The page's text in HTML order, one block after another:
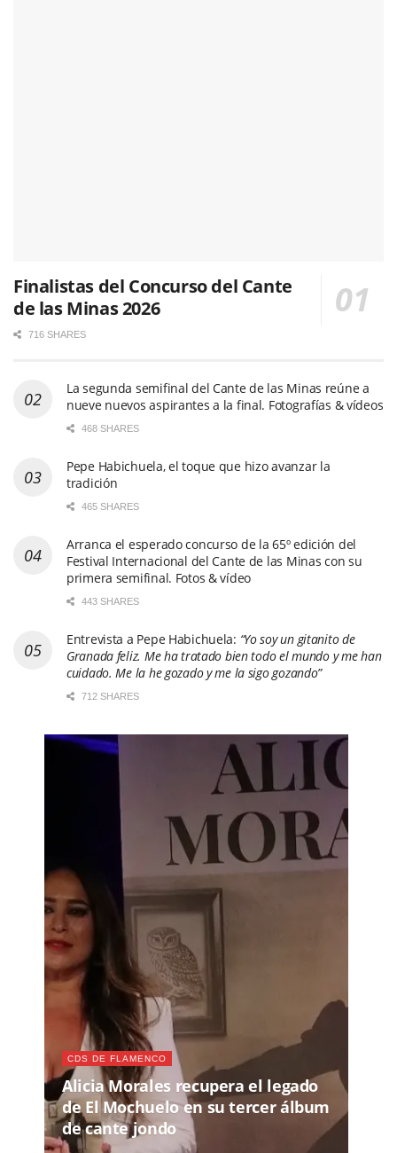
Finalistas del Concurso del Cante
de las Minas 2026
716 SHARES
La segunda semifinal del Cante de las Minas reúne a
nueve nuevos aspirantes a la final. Fotografías & vídeos
468 SHARES
Pepe Habichuela, el toque que hizo avanzar la
tradición
465 SHARES
Arranca el esperado concurso de la 65º edición del
Festival Internacional del Cante de las Minas con su
primera semifinal. Fotos & vídeo
443 SHARES
Entrevista a Pepe Habichuela: “Yo soy un gitanito de
Granada feliz. Me ha tratado bien todo el mundo y me han
cuidado. Me la he gozado y me la sigo gozando”
712 SHARES
CDS DE FLAMENCO
Alicia Morales recupera el legado
de El Mochuelo en su tercer álbum
de cante jondo